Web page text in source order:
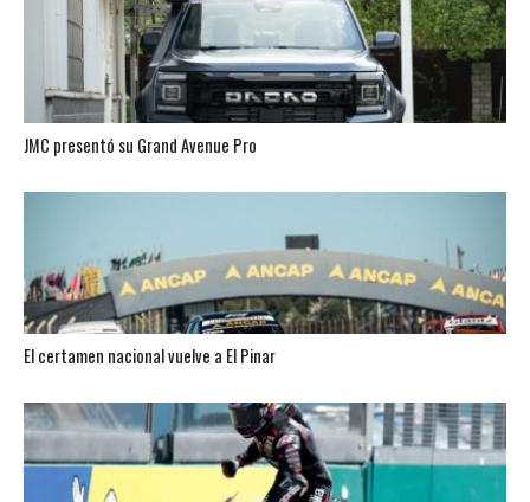
JMC presentó su Grand Avenue Pro
El certamen nacional vuelve a El Pinar